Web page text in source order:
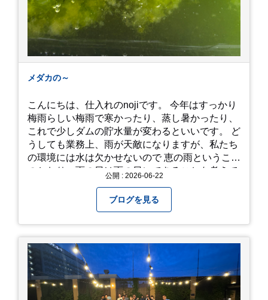
メダカの～
こんにちは、仕入れのnojiです。 今年はすっかり
梅雨らしい梅雨で寒かったり、蒸し暑かったり、
これで少しダムの貯水量が変わるといいです。 ど
うしても業務上、雨が天敵になりますが、私たち
の環境には水は欠かせないので 恵の雨というこば
のとおり、雨の日は雨の日にできることを考えて
になってしまいましたが、お家には代々10年以上
続く ヒメダカがいますが、そのメダカの池にはト
ンボが卵を産んで、ヤゴがいたり、変な虫が いた
りします。ヤゴはメダカを食べてしまうのでほん
とは別にしたいのですが、トンボに かえるところ
が見たくて飼ってみました。 が、途中までかえり
そうでしたが、だめなようでした。 秋にはたくさ
んのトンボが飛んでいますが、自然の中で成虫に
公開 : 2026-06-22
ブログを見る